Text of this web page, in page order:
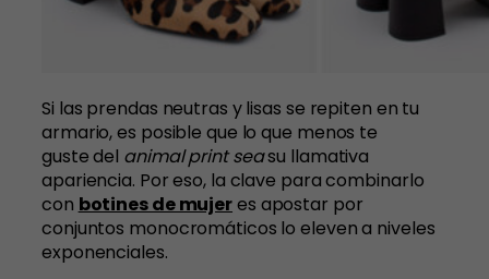
Si las prendas neutras y lisas se repiten en tu
armario, es posible que lo que menos te
guste del animal print seasu llamativa
apariencia. Por eso, la clave para combinarlo
con botines de mujeres apostar por
conjuntos monocromáticos lo eleven a niveles
exponenciales.